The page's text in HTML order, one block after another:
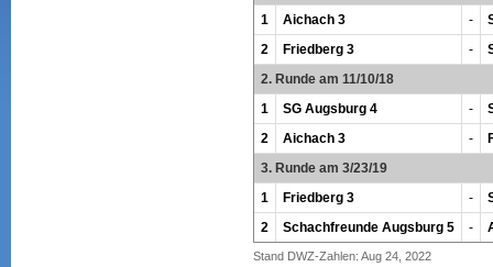
1
Aichach 3 -
2
Friedberg 3 -
2. Runde am 11/10/18
1
SG Augsburg 4 -
2
Aichach 3 -
3. Runde am 3/23/19
1
Friedberg 3 -
2
Schachfreunde Augsburg 5 -
Stand DWZ-Zahlen: Aug 24, 2022